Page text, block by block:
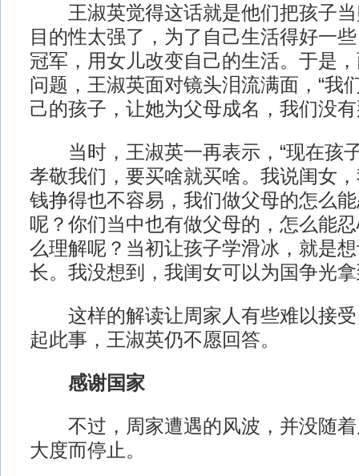
王淑英觉得这话就是他们把孩子当
目的性太强了，为了自己生活得好一
冠军，用女儿改变自己的生活。于是
问题，王淑英面对镜头泪流满面，“我
己的孩子，让她为父母成名，我们没有
当时，王淑英一再表示，“现在孩
孝敬我们，要买啥就买啥。我说闺女
钱挣得也不容易，我们做父母的怎么
呢？你们当中也有做父母的，怎么能
么理解呢？当初让孩子学滑冰，就是
长。我没想到，我闺女可以为国争光拿
这样的解读让周家人有些难以接受
起此事，王淑英仍不愿回答。
感谢国家
不过，周家遭遇的风波，并没随着
大度而停止。